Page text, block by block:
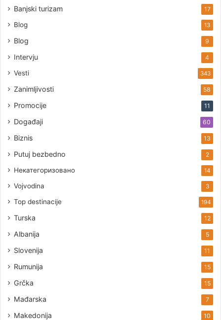
Banjski turizam 17
Blog 13
Blog 9
Intervju 4
Vesti 343
Zanimljivosti 58
Promocije 11
Događaji 60
Biznis 13
Putuj bezbedno 2
Некатегоризовано 14
Vojvodina 3
Top destinacije 194
Turska 12
Albanija 5
Slovenija 11
Rumunija 15
Grčka 15
Mađarska 7
Makedonija 10